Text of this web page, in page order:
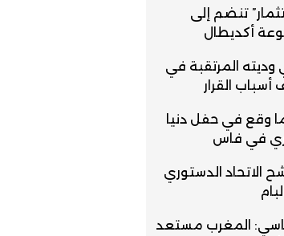
تنضم إلى
أكديطال
وديته المرتقبة في
القرار
وقع في حفل دنيا
في فاس
الاتحاد الدستوري
المغرب مستعد